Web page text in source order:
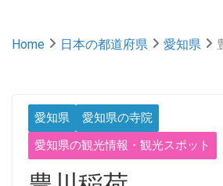
Home 日本の都道府県 愛知県
愛知県
愛知県の寺院
愛知県の観光情報・観光スポット